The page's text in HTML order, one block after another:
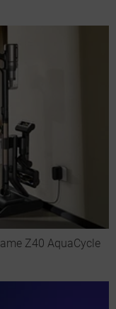
Z40 AquaCycle